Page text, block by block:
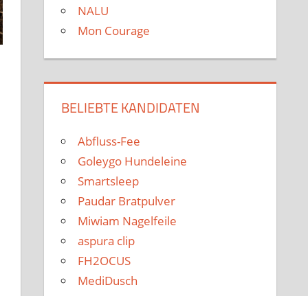
NALU
Mon Courage
BELIEBTE KANDIDATEN
Abfluss-Fee
Goleygo Hundeleine
Smartsleep
Paudar Bratpulver
Miwiam Nagelfeile
aspura clip
FH2OCUS
MediDusch